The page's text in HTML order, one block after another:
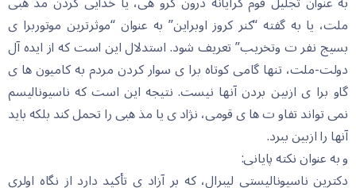
ملت، یا به گفته “کنر کروز اوبراین” به عنوان “موثرترین موتوربرا ی
بسیج نفر ت وتخریب” تعریف شود. استدلال این است که از ایده آل
دولت-ملت، تنها گامی کوتاه برا ی سوار کردن مردم به کامیون ها ی
گاو برا ی ازبین بردن آنها نیست. نتیجه این است که ناسیونالیسم
نمی تواند تفاو ت ها ی قومی، نژاد ی یا مذ هبی را تحمل کند بلکه باید
آنها را ازبین ببرد.
و به عنوان نکته پایانی:
دکترین ناسیونالیستی لیبرال، که بر آزاد ی تأکید دارد از نگاه اولری